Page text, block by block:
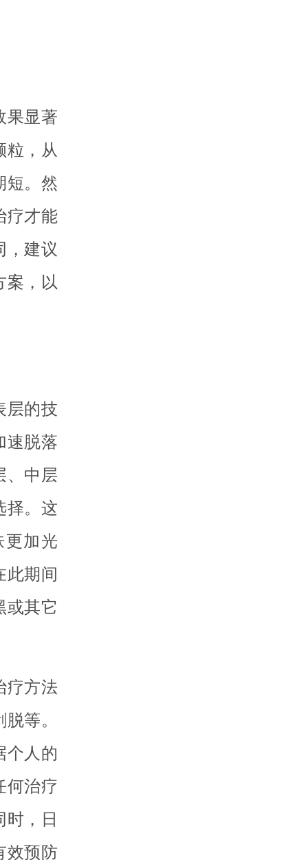
果显著
粒，从
短。然
疗才能
，建议
案，以
层的技
速脱落
、中层
择。这
加光
此期间
或其它
疗方法
等。
个人的
何治疗
时，日
效预防